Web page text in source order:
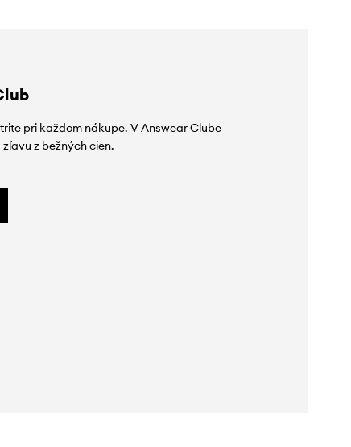
pri každom nákupe. V Answear Clube
z bežných cien.